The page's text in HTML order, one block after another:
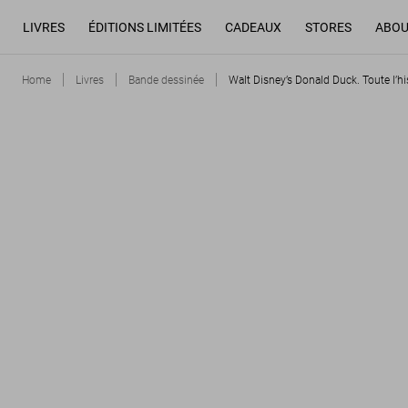
LIVRES ÉDITIONS LIMITÉES CADEAUX STORES
Home Livres Bande dessinée Walt Disney’s Donald Duck. Toute